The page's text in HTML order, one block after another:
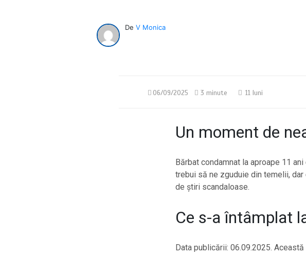
DeV Monica
06/09/2025 3 minute 11 luni
Un moment de
Bărbat condamnat la aproape 11
trebui să ne zguduie din temelii,
de știri scandaloase.
Ce s-a întâmplat
Data publicării: 06.09.2025.